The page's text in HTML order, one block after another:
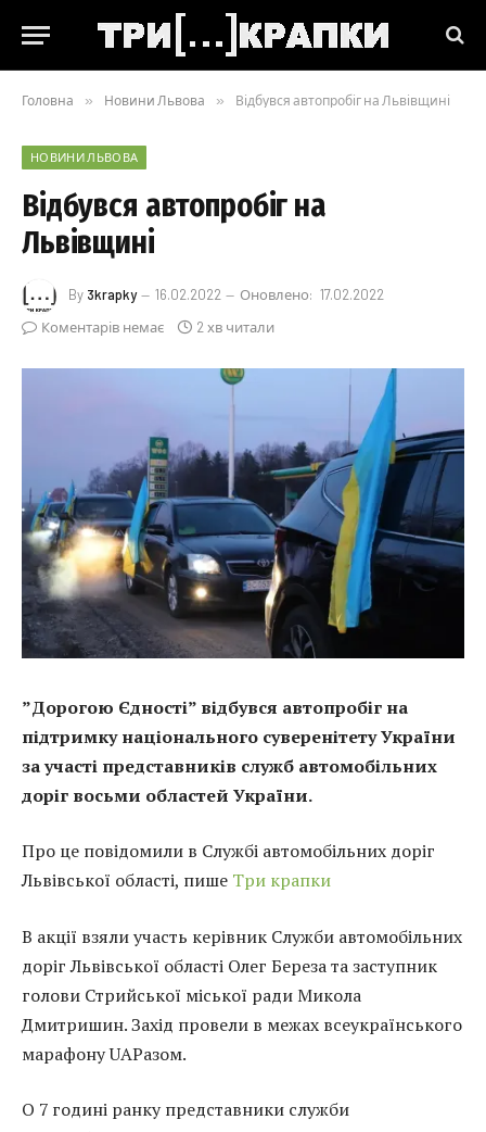
Головна » Новини Львова » Відбувся автопробіг на Львівщині
НОВИНИ ЛЬВОВА
Відбувся автопробіг на
Львівщині
By 3krapky 16.02.2022 Оновлено: 17.02.2022
Коментарів немає
2 хв читали
”Дорогою Єдності” відбувся автопробіг на
підтримку національного суверенітету України
за участі представників служб автомобільних
доріг восьми областей України.
Про це повідомили в Службі автомобільних доріг
Львівської області, пише Три крапки
В акції взяли участь керівник Служби автомобільних
доріг Львівської області Олег Береза та заступник
голови Стрийської міської ради Микола
Дмитришин. Захід провели в межах всеукраїнського
марафону UAРазом.
О 7 годині ранку представники служби